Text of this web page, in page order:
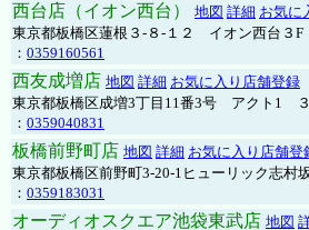
西台店（イオン西台） 地図 詳細 お気に
東京都板橋区蓮根３-８-１２ イオン西台３F
： 0359160561
西友成増店 地図 詳細 お気に入り店舗登録
東京都板橋区成増3丁目11番3号 アクト1
： 0359040831
板橋前野町店 地図 詳細 お気に入り店舗登
東京都板橋区前野町3-20-1ヒューリック志村
： 0359183031
オーディオスクエア池袋東武店 地図